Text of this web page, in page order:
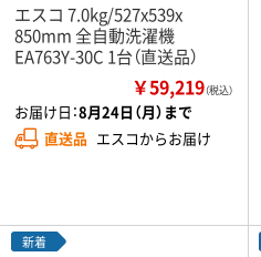
エスコ 7.0kg/527x539x
850mm 全自動洗濯機
EA763Y-30C 1台（直送品）
￥59,219（税込）
お届け日：8月24日（月）まで
直送品 エスコからお届け
新着